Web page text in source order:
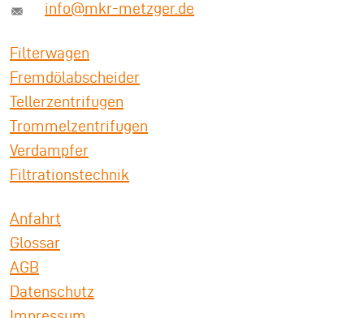
info@mkr-metzger.de
Filterwagen
Fremdölabscheider
Tellerzentrifugen
Trommelzentrifugen
Verdampfer
Filtrationstechnik
Anfahrt
Glossar
AGB
Datenschutz